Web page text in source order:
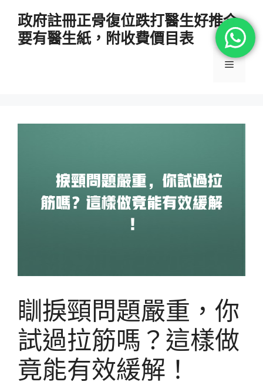
政府註冊正骨復位跌打醫生好推介
要有醫生紙，附收費價目表
選
瞓捩頸問題嚴重，你
試過拉筋嗎？這樣做
竟能有效緩解！